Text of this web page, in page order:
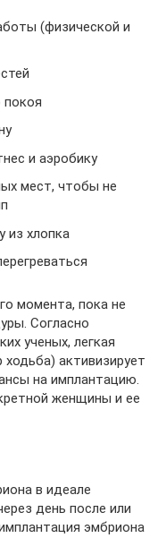
(физической и
покоя
и аэробику
мест, чтобы не
из хлопка
момента, пока не
Согласно
ученых, легкая
активизирует
на имплантацию.
женщины и ее
в идеале
день после или
эмбриона